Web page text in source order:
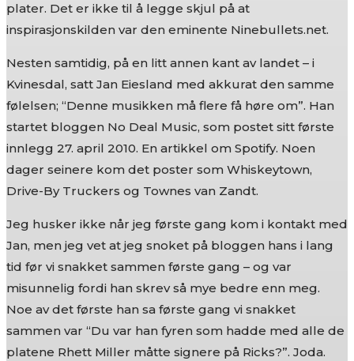
plater. Det er ikke til å legge skjul på at
inspirasjonskilden var den eminente Ninebullets.net.
Nesten samtidig, på en litt annen kant av landet – i
Kvinesdal, satt Jan Eiesland med akkurat den samme
følelsen; “Denne musikken må flere få høre om”. Han
startet bloggen No Deal Music, som postet sitt første
innlegg 27. april 2010. En artikkel om Spotify. Noen
dager seinere kom det poster som Whiskeytown,
Drive-By Truckers og Townes van Zandt.
Jeg husker ikke når jeg første gang kom i kontakt med
Jan, men jeg vet at jeg snoket på bloggen hans i lang
tid før vi snakket sammen første gang – og var
misunnelig fordi han skrev så mye bedre enn meg.
Noe av det første han sa første gang vi snakket
sammen var “Du var han fyren som hadde med alle de
platene Rhett Miller måtte signere på Ricks?”. Joda.